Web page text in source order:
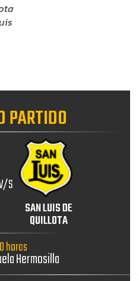
PARTIDO
S
SAN LUIS DE
QUILLOTA
horas
Hermosilla